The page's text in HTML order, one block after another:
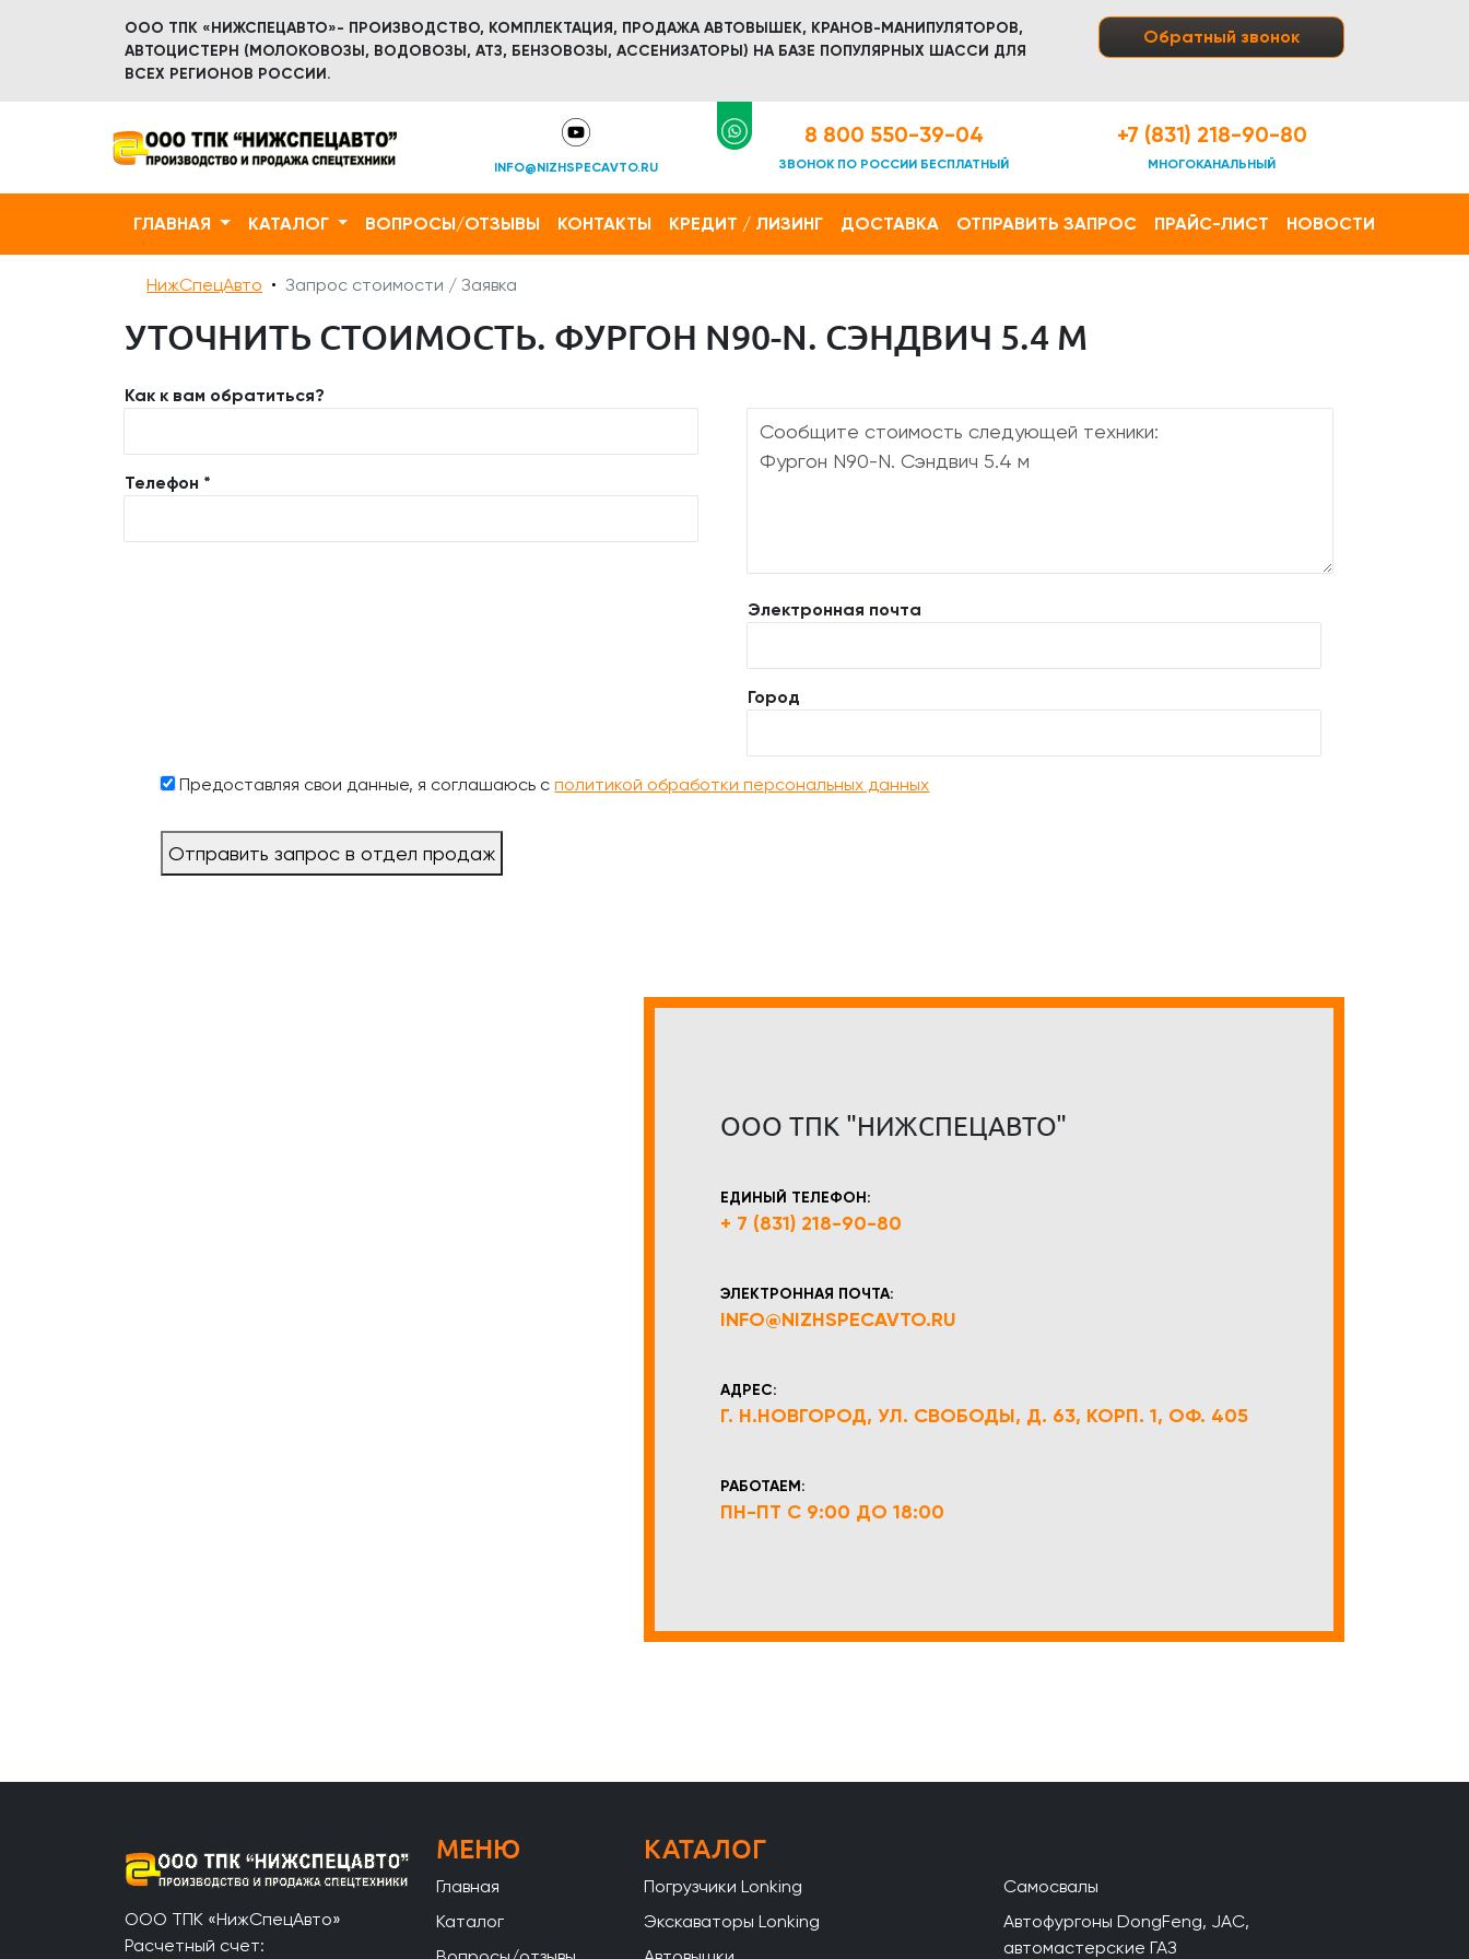
ООО ТПК «НИЖСПЕЦАВТО»- ПРОИЗВОДСТВО, КОМПЛЕКТАЦИЯ, ПРОДАЖА АВТОВЫШЕК, КРАНОВ-МАНИПУЛЯТОРОВ,
АВТОЦИСТЕРН (МОЛОКОВОЗЫ, ВОДОВОЗЫ, АТЗ, БЕНЗОВОЗЫ, АССЕНИЗАТОРЫ) НА БАЗЕ ПОПУЛЯРНЫХ ШАССИ ДЛЯ
ВСЕХ РЕГИОНОВ РОССИИ.
Обратный звонок
INFO@NIZHSPECAVTO.RU
8 800 550-39-04
ЗВОНОК ПО РОССИИ БЕСПЛАТНЫЙ
+7 (831) 218-90-80
МНОГОКАНАЛЬНЫЙ
ГЛАВНАЯ КАТАЛОГ ВОПРОСЫ/ОТЗЫВЫ КОНТАКТЫ КРЕДИТ / ЛИЗИНГ ДОСТАВКА ОТПРАВИТЬ ЗАПРОС ПРАЙС-ЛИСТ НОВОСТИ
НижСпецАвто Запрос стоимости / Заявка
УТОЧНИТЬ СТОИМОСТЬ. ФУРГОН N90-N. СЭНДВИЧ 5.4 М
Как к вам обратиться?
Телефон *
Электронная почта
Город
Предоставляя свои данные, я соглашаюсь сполитикой обработки персональных данных
Отправить запрос в отдел продаж
ООО ТПК "НИЖСПЕЦАВТО"
ЕДИНЫЙ ТЕЛЕФОН:
+ 7 (831) 218-90-80
ЭЛЕКТРОННАЯ ПОЧТА:
INFO@NIZHSPECAVTO.RU
АДРЕС:
Г. Н.НОВГОРОД, УЛ. СВОБОДЫ, Д. 63, КОРП. 1, ОФ. 405
РАБОТАЕМ:
ПН-ПТ С 9:00 ДО 18:00
ООО ТПК «НижСпецАвто»
Расчетный счет:
МЕНЮ
Главная
Каталог
КАТАЛОГ
Погрузчики Lonking
Экскаваторы Lonking
Самосвалы
Автофургоны DongFeng, JAC,
автомастерские ГАЗ